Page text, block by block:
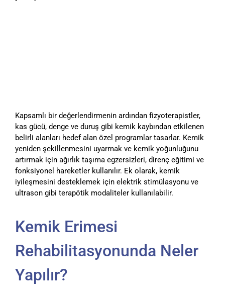
Kapsamlı bir değerlendirmenin ardından fizyoterapistler,
kas gücü, denge ve duruş gibi kemik kaybından etkilenen
belirli alanları hedef alan özel programlar tasarlar. Kemik
yeniden şekillenmesini uyarmak ve kemik yoğunluğunu
artırmak için ağırlık taşıma egzersizleri, direnç eğitimi ve
fonksiyonel hareketler kullanılır. Ek olarak, kemik
iyileşmesini desteklemek için elektrik stimülasyonu ve
ultrason gibi terapötik modaliteler kullanılabilir.
Kemik Erimesi
Rehabilitasyonunda Neler
Yapılır?